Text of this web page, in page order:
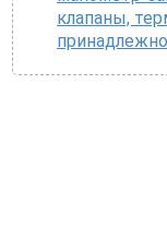
клапаны,